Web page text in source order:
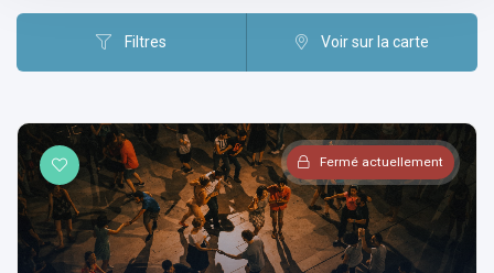
Catégories
Filtres Voir sur la carte
Fermé actuellement